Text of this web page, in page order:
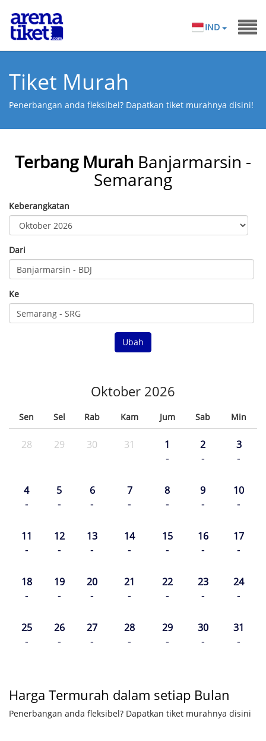
IND
Tiket Murah
Penerbangan anda fleksibel? Dapatkan tiket murahnya disini!
Terbang Murah Banjarmarsin -
Semarang
Keberangkatan
Dari
Ke
Ubah
Oktober 2026
Sen Sel Rab Kam Jum Sab Min
28 29 30 31 1
-
2
-
3
-
4
-
5
-
6
-
7
-
8
-
9
-
10
-
11
-
12
-
13
-
14
-
15
-
16
-
17
-
18
-
19
-
20
-
21
-
22
-
23
-
24
-
25
-
26
-
27
-
28
-
29
-
30
-
31
-
Harga Termurah dalam setiap Bulan
Penerbangan anda fleksibel? Dapatkan tiket murahnya disini